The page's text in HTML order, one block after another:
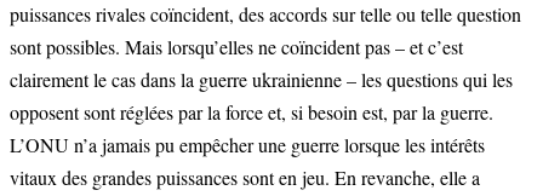
puissances rivales coïncident, des accords sur telle ou telle question
sont possibles. Mais lorsqu’elles ne coïncident pas – et c’est
clairement le cas dans la guerre ukrainienne – les questions qui les
opposent sont réglées par la force et, si besoin est, par la guerre.
L’ONU n’a jamais pu empêcher une guerre lorsque les intérêts
vitaux des grandes puissances sont en jeu. En revanche, elle a